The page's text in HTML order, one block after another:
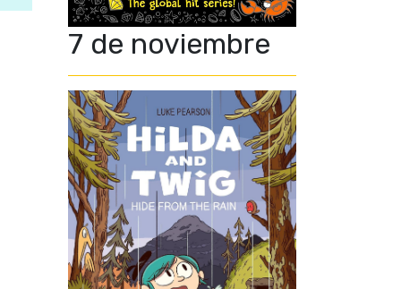
7 de noviembre